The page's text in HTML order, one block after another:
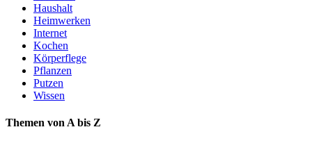
Haushalt
Heimwerken
Internet
Kochen
Körperflege
Pflanzen
Putzen
Wissen
Themen von A bis Z